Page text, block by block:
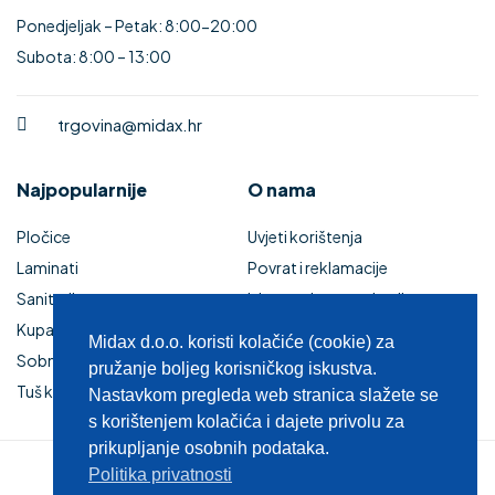
Ponedjeljak – Petak: 8:00-20:00
Subota: 8:00 – 13:00
trgovina@midax.hr
Najpopularnije
Pločice
Laminati
Sanitarije
Kupaonski namještaj
Sobna vrata
Tuš kabine i kade
O nama
Uvjeti korištenja
Povrat i reklamacije
Izjava o sigurnosti online
plaćanja
Kupaonski namještaj
Zaštita privatnosti
© 2025 MIDAX d.o.o.
Midax d.o.o. koristi kolačiće (cookie) za
pružanje boljeg korisničkog iskustva.
Nastavkom pregleda web stranica slažete se
s korištenjem kolačića i dajete privolu za
prikupljanje osobnih podataka.
Politika privatnosti